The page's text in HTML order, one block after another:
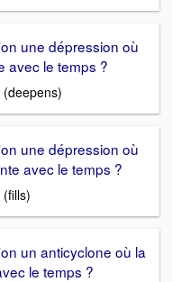
une dépression où
avec le temps ?
une dépression où
avec le temps ?
un anticyclone où la
le temps ?